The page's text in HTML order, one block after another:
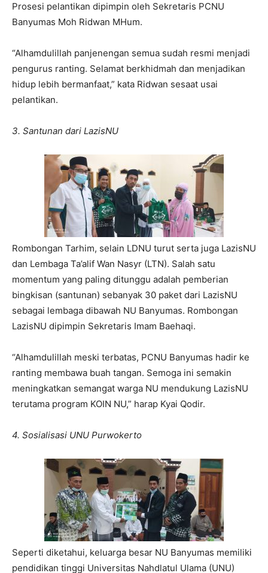
Prosesi pelantikan dipimpin oleh Sekretaris PCNU
Banyumas Moh Ridwan MHum.
“Alhamdulillah panjenengan semua sudah resmi menjadi
pengurus ranting. Selamat berkhidmah dan menjadikan
hidup lebih bermanfaat,” kata Ridwan sesaat usai
pelantikan.
3. Santunan dari LazisNU
Rombongan Tarhim, selain LDNU turut serta juga LazisNU
dan Lembaga Ta’alif Wan Nasyr (LTN). Salah satu
momentum yang paling ditunggu adalah pemberian
bingkisan (santunan) sebanyak 30 paket dari LazisNU
sebagai lembaga dibawah NU Banyumas. Rombongan
LazisNU dipimpin Sekretaris Imam Baehaqi.
“Alhamdulillah meski terbatas, PCNU Banyumas hadir ke
ranting membawa buah tangan. Semoga ini semakin
meningkatkan semangat warga NU mendukung LazisNU
terutama program KOIN NU,” harap Kyai Qodir.
4. Sosialisasi UNU Purwokerto
Seperti diketahui, keluarga besar NU Banyumas memiliki
pendidikan tinggi Universitas Nahdlatul Ulama (UNU)